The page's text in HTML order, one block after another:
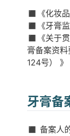
◼️《化妆品
◼️《牙膏监
◼️《关于贯
膏备案资
124号） 》
牙膏备
◼️ 备案人